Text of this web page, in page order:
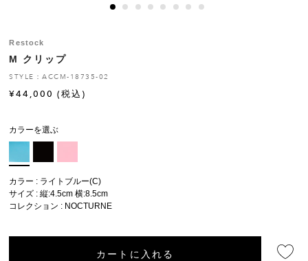
お修理について
Restock
M クリップ
STYLE：ACCM-18735-02
¥44,000 (税込)
カラーを選ぶ
カラー : ライトブルー(C)
サイズ : 縦:4.5cm 横:8.5cm
コレクション : NOCTURNE
カートに入れる